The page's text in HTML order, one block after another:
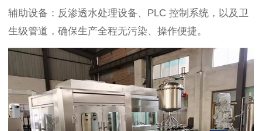
辅助设备：反渗透水处理设备、PLC 控制系统，以及卫
生级管道，确保生产全程无污染、操作便捷。